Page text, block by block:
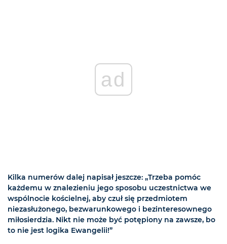
ad
Kilka numerów dalej napisał jeszcze: „Trzeba pomóc
każdemu w znalezieniu jego sposobu uczestnictwa we
wspólnocie kościelnej, aby czuł się przedmiotem
niezasłużonego, bezwarunkowego i bezinteresownego
miłosierdzia. Nikt nie może być potępiony na zawsze, bo
to nie jest logika Ewangelii!”